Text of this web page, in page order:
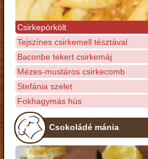
Csirkepörkölt
Tejszínes csirkemell tésztával
Baconbe tekert csirkemáj
Mézes-mustáros csirkecomb
Stefánia szelet
Fokhagymás hús
Csokoládé mánia